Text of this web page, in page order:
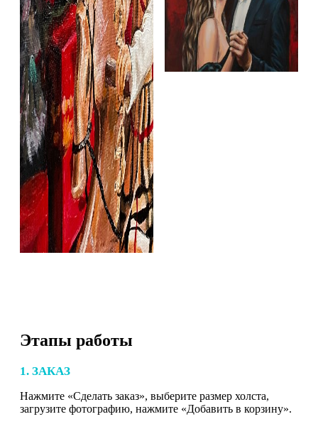
Этапы работы
1. ЗАКАЗ
Нажмите «Сделать заказ», выберите размер холста,
загрузите фотографию, нажмите «Добавить в корзину».